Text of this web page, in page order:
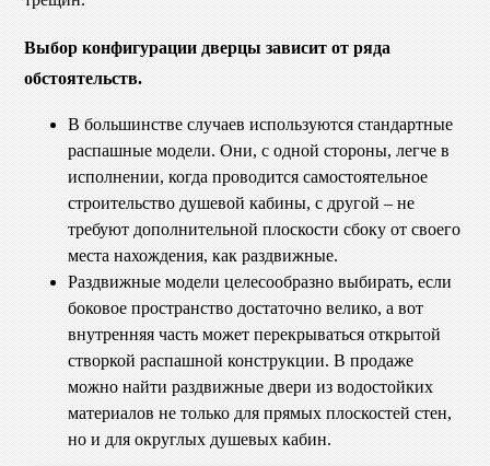
Выбор конфигурации дверцы зависит от ряда
обстоятельств.
В большинстве случаев используются стандартные
распашные модели. Они, с одной стороны, легче в
исполнении, когда проводится самостоятельное
строительство душевой кабины, с другой – не
требуют дополнительной плоскости сбоку от своего
места нахождения, как раздвижные.
Раздвижные модели целесообразно выбирать, если
боковое пространство достаточно велико, а вот
внутренняя часть может перекрываться открытой
створкой распашной конструкции. В продаже
можно найти раздвижные двери из водостойких
материалов не только для прямых плоскостей стен,
но и для округлых душевых кабин.